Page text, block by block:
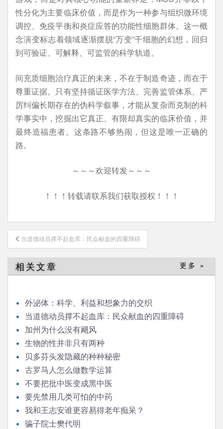
性分化为主要临床价值，而是作为一种参与组织微环境
调控、免疫平衡和炎症应答的功能性细胞群体。这一概
念演变标志着领域逐渐摆脱“万变”干细胞的幻想，回归
到可验证、可解释、可监管的科学轨道。
间充质细胞治疗真正的未来，不在于制造奇迹，而在于
尊重证据。只有坚持循证医学方法、完善监管体系、严
厉纠偏长期存在的伪科学叙事，才能从复杂而克制的科
学事实中，挖掘出它真正、有限却真实的临床价值，并
最终造福患者。这条路不够热闹，但这是唯一正确的
路。
～～～欢迎转发～～～
！！！转载请联系我们获取授权！！！
文
章
导
航
当道德动员撑不起血库：民众献血的四重障碍
相关文章 更多 »
外泌体：科学、利益和想象力的交织
当道德动员撑不起血库：民众献血的四重障碍
加州为什么没有飓风
生物的性并非只有两种
贝多芬头发隐藏的种种秘密
古罗马人怎么做数学运算
不要把批中医变成黑中医
要先禁用几类可怕的中药
我和王志安谁更容易得老年痴呆？
骗子院士樊代明